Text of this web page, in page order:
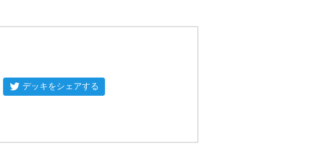
デッキをシェアする